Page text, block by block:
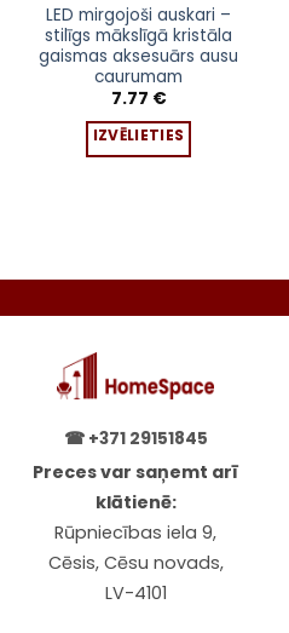
LED mirgojoši auskari –
stilīgs mākslīgā kristāla
gaismas aksesuārs ausu
caurumam
7.77 €
IZVĒLIETIES
This
product
has
product
☎ +371 29151845
Preces var saņemt arī
klātienē:
Rūpniecības iela 9,
Cēsis, Cēsu novads,
LV-4101